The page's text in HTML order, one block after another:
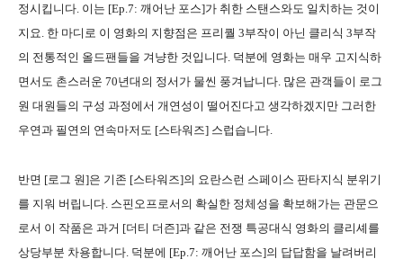
정시킵니다. 이는 [Ep.7: 깨어난 포스]가 취한 스탠스와도 일치하는 것이
지요. 한 마디로 이 영화의 지향점은 프리퀄 3부작이 아닌 클리식 3부작
의 전통적인 올드팬들을 겨냥한 것입니다. 덕분에 영화는 매우 고지식하
면서도 촌스러운 70년대의 정서가 물씬 풍겨납니다. 많은 관객들이 로그
원 대원들의 구성 과정에서 개연성이 떨어진다고 생각하겠지만 그러한
우연과 필연의 연속마저도 [스타워즈] 스럽습니다.
반면 [로그 원]은 기존 [스타워즈]의 요란스런 스페이스 판타지식 분위기
를 지워 버립니다. 스핀오프로서의 확실한 정체성을 확보해가는 관문으
로서 이 작품은 과거 [더티 더즌]과 같은 전쟁 특공대식 영화의 클리셰를
상당부분 차용합니다. 덕분에 [Ep.7: 깨어난 포스]의 답답함을 날려버리